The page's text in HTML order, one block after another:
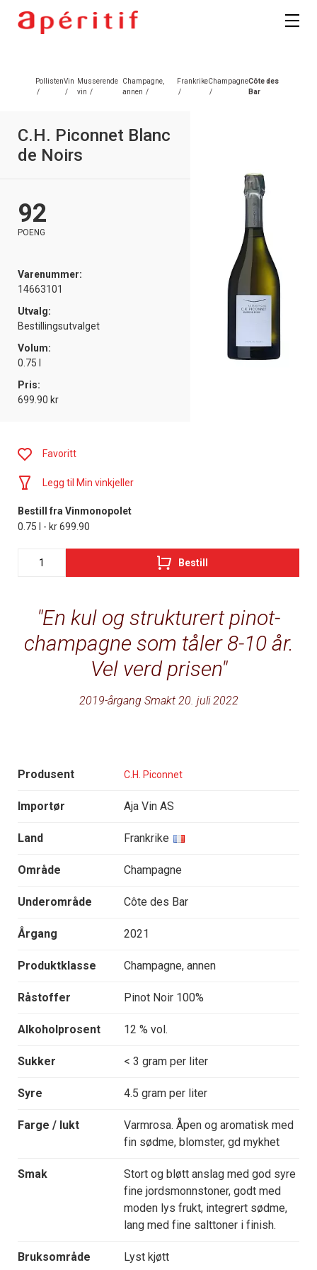
Pollisten
/
Vin
/
Musserende
vin /
Champagne,
annen /
Frankrike
/
Champagne
/
Côte des
Bar
C.H. Piconnet Blanc
de Noirs
92
POENG
Varenummer:
14663101
Utvalg:
Bestillingsutvalget
Volum:
0.75 l
Pris:
699.90 kr
En kul og strukturert pinot-
champagne som tåler 8-10 år.
Vel verd prisen
2019-årgang Smakt 20. juli 2022
Produsent C.H. Piconnet
Importør Aja Vin AS
Land Frankrike
Område Champagne
Underområde Côte des Bar
Årgang 2021
Produktklasse Champagne, annen
Råstoffer Pinot Noir 100%
Alkoholprosent 12 % vol.
Sukker < 3 gram per liter
Syre 4.5 gram per liter
Farge / lukt
Varmrosa. Åpen og aromatisk med
fin sødme, blomster, gd mykhet
Smak
Stort og bløtt anslag med god syre
fine jordsmonnstoner, godt med
moden lys frukt, integrert sødme,
lang med fine salttoner i finish.
Bruksområde Lyst kjøtt
Favoritt
Legg til Min vinkjeller
Bestill fra Vinmonopolet
0.75 l - kr 699.90
Bestill